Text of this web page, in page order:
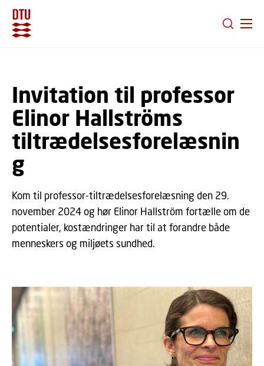
Invitation til professor
Elinor Hallströms
tiltrædelsesforelæsnin
g
Kom til professor-tiltrædelsesforelæsning den 29.
november 2024 og hør Elinor Hallström fortælle om de
potentialer, kostændringer har til at forandre både
menneskers og miljøets sundhed.